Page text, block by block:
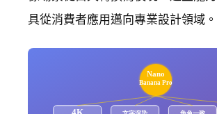
具從消費者應用邁向專業設計領域。